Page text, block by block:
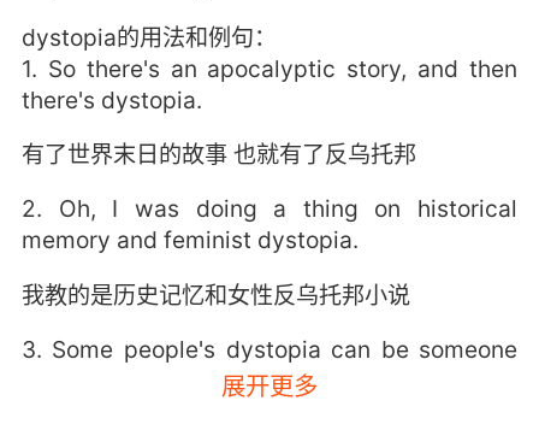
dystopia的用法和例句：
1. So there's an apocalyptic story, and then
there's dystopia.
有了世界末日的故事 也就有了反乌托邦
2. Oh, I was doing a thing on historical
memory and feminist dystopia.
我教的是历史记忆和女性反乌托邦小说
3. Some people's dystopia can be someone
展开更多